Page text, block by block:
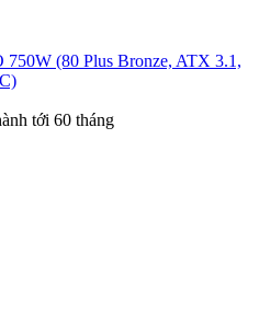
(80 Plus Bronze, ATX 3.1,
tới 60 tháng